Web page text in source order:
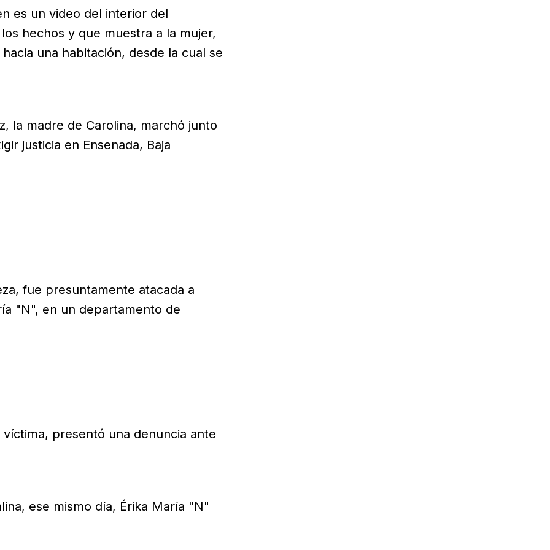
es un video del interior del
hechos y que muestra a la mujer,
una habitación, desde la cual se
la madre de Carolina, marchó junto
justicia en Ensenada, Baja
fue presuntamente atacada a
"N", en un departamento de
presentó una denuncia ante
ese mismo día, Érika María "N"